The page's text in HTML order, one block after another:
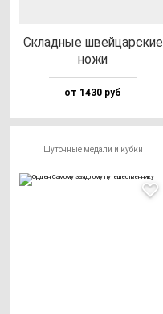
Склад­ные швей­цар­ские
но­жи
от 1430 руб
Шуточные медали и кубки